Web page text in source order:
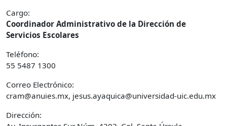
Cargo:
Coordinador Administrativo de la Dirección de
Servicios Escolares
Teléfono:
55 5487 1300
Correo Electrónico:
cram@anuies.mx, jesus.ayaquica@universidad-uic.edu.mx
Dirección: